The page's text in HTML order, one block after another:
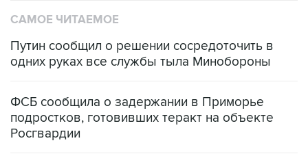
САМОЕ ЧИТАЕМОЕ
Путин сообщил о решении сосредоточить в
одних руках все службы тыла Минобороны
ФСБ сообщила о задержании в Приморье
подростков, готовивших теракт на объекте
Росгвардии